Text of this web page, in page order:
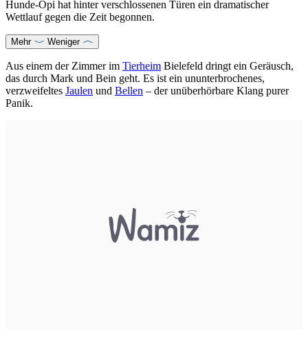
Hunde-Opi hat hinter verschlossenen Türen ein dramatischer
Wettlauf gegen die Zeit begonnen.
Mehr Weniger
Aus einem der Zimmer im Tierheim Bielefeld dringt ein Geräusch,
das durch Mark und Bein geht. Es ist ein ununterbrochenes,
verzweifeltes Jaulen und Bellen – der unüberhörbare Klang purer
Panik.